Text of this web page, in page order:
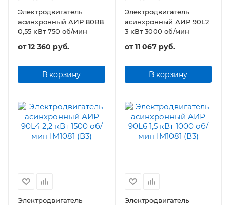
Электродвигатель
асинхронный АИР 80В8
0,55 кВт 750 об/мин
от12 360 руб.
В корзину
Электродвигатель
асинхронный АИР 90L2
3 кВт 3000 об/мин
от11 067 руб.
В корзину
Электродвигатель
Электродвигатель